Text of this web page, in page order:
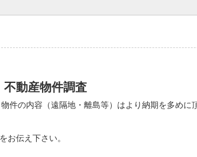
動産物件調査
件の内容（遠隔地・離島等）はより納期を多めに
お伝え下さい。